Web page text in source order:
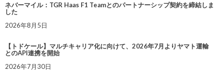
ネバーマイル：TGR Haas F1 Teamとのパートナーシップ契約を締結しま
した
2026年8月5日
【トドケール】マルチキャリア化に向けて、2026年7月よりヤマト運輸
とのAPI連携を開始
2026年7月30日